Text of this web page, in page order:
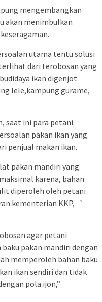
mengembangkan
akan menimbulkan
utama tentu solusi
dari terobosan yang
ikan digenjot
lele,kampung gurame,
saat ini para petani
pakan ikan yang
penjual makan ikan.
pakan mandiri yang
karena, bahan
diperoleh oleh petani
kementerian KKP,゛
agar petani
pakan mandiri dengan
memperoleh bahan baku
ikan sendiri dan tidak
pola ijon,”